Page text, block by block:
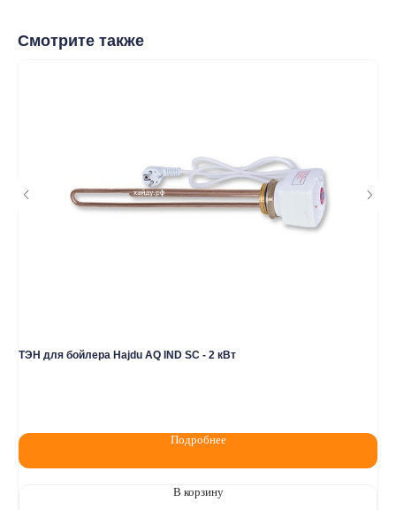
Смотрите также
ТЭН для бойлера Hajdu AQ IND SC - 2 кВт
Подробнее
В корзину
Разработка сайта
к нашим менеджерам по контактам, указанным на сайте
(телефон: +7-937-778-33-11, +7 (8552) 78-33-11, email: